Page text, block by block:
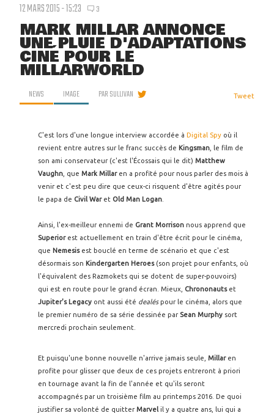
12 MARS 2015 - 15:23 3
MARK MILLAR ANNONCE
UNE PLUIE D'ADAPTATIONS
CINÉ POUR LE
MILLARWORLD
NEWS IMAGE PARSULLIVAN Tweet
C'est lors d'une longue interview accordée à Digital Spy où il
revient entre autres sur le franc succès de Kingsman , le film de
son ami conservateur (c'est l'Écossais qui le dit) Matthew
Vaughn , que Mark Millar en a profité pour nous parler des mois à
venir et c'est peu dire que ceux-ci risquent d'être agités pour
le papa de Civil War et Old Man Logan
Ainsi, l'ex-meilleur ennemi de Grant Morrison nous apprend que
Superiorest actuellement en train d'être écrit pour le cinéma,
que Nemesisest bouclé en terme de scénario et que c'est
désormais son Kindergarten Heroes (son projet pour enfants, où
l'équivalent des Razmokets qui se dotent de super-pouvoirs)
qui est en route pour le grand écran. Mieux, Chrononautset
Jupiter's Legacy ont aussi été dealéspour le cinéma, alors que
le premier numéro de sa série dessinée par Sean Murphy sort
mercredi prochain seulement.
Et puisqu'une bonne nouvelle n'arrive jamais seule, Millaren
profite pour glisser que deux de ces projets entreront à priori
en tournage avant la fin de l'année et qu'ils seront
accompagnés par un troisième film au printemps 2016. De quoi
justifier sa volonté de quitterMarvel il y a quatre ans, lui qui a